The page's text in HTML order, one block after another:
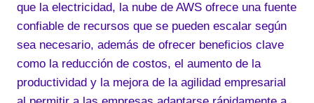
que la electricidad, la nube de AWS ofrece una fuente
confiable de recursos que se pueden escalar según
sea necesario, además de ofrecer beneficios clave
como la reducción de costos, el aumento de la
productividad y la mejora de la agilidad empresarial